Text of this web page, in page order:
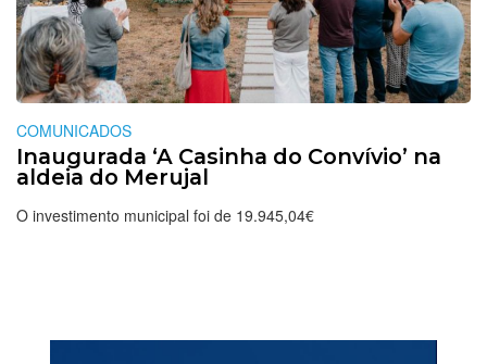
COMUNICADOS
Inaugurada ‘A Casinha do Convívio’ na
aldeia do Merujal
O investimento municipal foi de 19.945,04€